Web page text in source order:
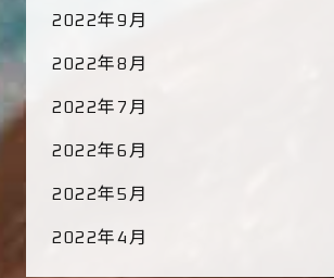
2022年9月
2022年8月
2022年7月
2022年6月
2022年5月
2022年4月